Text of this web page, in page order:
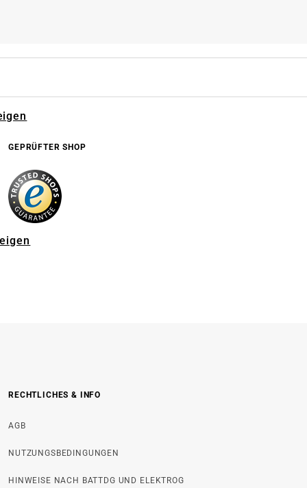
GEPRÜFTER SHOP
RECHTLICHES & INFO
AGB
NUTZUNGSBEDINGUNGEN
HINWEISE NACH BATTDG UND ELEKTROG